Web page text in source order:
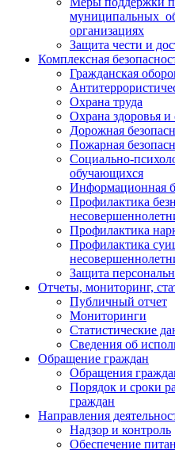
муниципальных
организациях
Защита чести и
Комплексная
Гражданская
Охрана труда
Охрана здоровья
Дорожная
Пожарная
Социально-
обучающихся
Информационная
Профилактика
Профилактика
Профилактика
Защита
Отчеты, мониторинг,
Публичный отчет
Мониторинги
Статистические
Сведения об
Обращение граждан
Обращения
Порядок и сроки
граждан
Направления
Надзор и контроль
Обеспечение